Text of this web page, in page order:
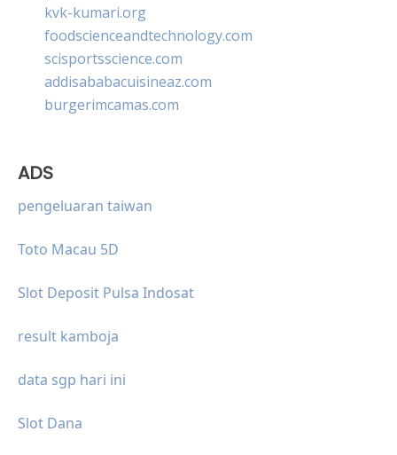
kvk-kumari.org
foodscienceandtechnology.com
scisportsscience.com
addisababacuisineaz.com
burgerimcamas.com
ADS
pengeluaran taiwan
Toto Macau 5D
Slot Deposit Pulsa Indosat
result kamboja
data sgp hari ini
Slot Dana